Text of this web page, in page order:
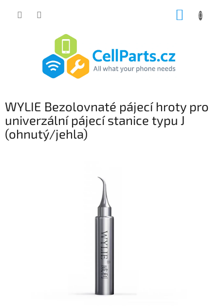
WYLIE Bezolovnaté pájecí hroty pro
univerzální pájecí stanice typu J
(ohnutý/jehla)